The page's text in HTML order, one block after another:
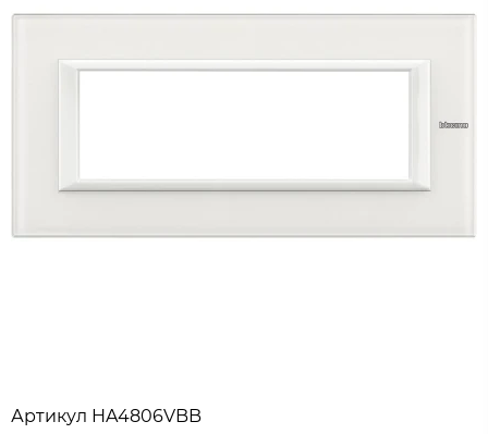
Артикул HA4806VBB